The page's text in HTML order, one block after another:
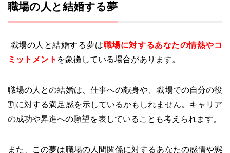
職場の人と結婚する夢
職場の人と結婚する夢は職場に対するあなたの情熱やコ
ミットメント を象徴している場合があります。
職場の人との結婚は、仕事への献身や、職場での自分の役
割に対する満足感を示しているかもしれません。キャリア
の成功や昇進への願望を表していることも考えられます。
また、この夢は職場の人間関係に対するあなたの感情や態